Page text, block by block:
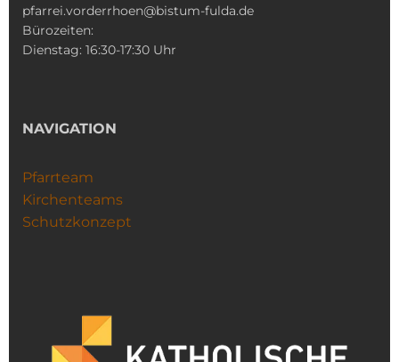
pfarrei.vorderrhoen@bistum-fulda.de
Bürozeiten:
Dienstag: 16:30-17:30 Uhr
NAVIGATION
Pfarrteam
Kirchenteams
Schutzkonzept